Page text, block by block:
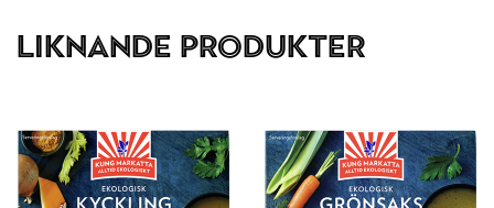
Liknande produkter